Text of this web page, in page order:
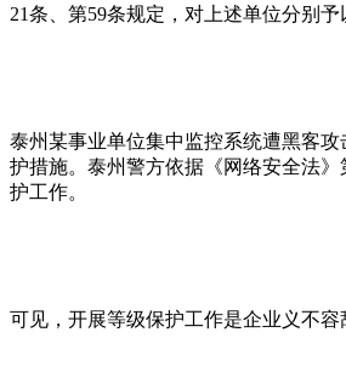
21条、第59条规定，对上述单位分别
泰州某事业单位集中监控系统遭黑客
护措施。泰州警方依据《网络安全法
护工作。
可见，开展等级保护工作是企业义不容